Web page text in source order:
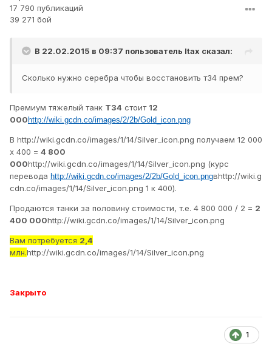
17 790 публикаций
39 271 бой
В 22.02.2015 в 09:37 пользователь Itax сказал:
Сколько нужно серебра чтобы восстановить т34 прем?
Премиум тяжелый танк Т34 стоит 12
000 http://wiki.gcdn.co/images/2/2b/Gold_icon.png
В http://wiki.gcdn.co/images/1/14/Silver_icon.png получаем 12 000
х 400 = 4 800
000http://wiki.gcdn.co/images/1/14/Silver_icon.png (курс
перевода http://wiki.gcdn.co/images/2/2b/Gold_icon.pngвhttp://wiki.g
cdn.co/images/1/14/Silver_icon.png 1 к 400).
Продаются танки за половину стоимости, т.е. 4 800 000 / 2 = 2
400 000http://wiki.gcdn.co/images/1/14/Silver_icon.png
Вам потребуется 2,4
млн.http://wiki.gcdn.co/images/1/14/Silver_icon.png
Закрыто
1